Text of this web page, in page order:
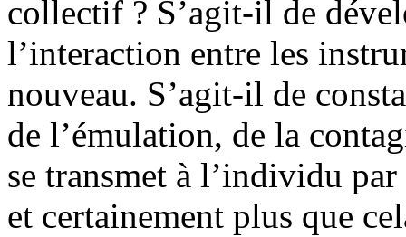
collectif ? S’agit-il de
l’interaction entre les
nouveau. S’agit-il de
de l’émulation, de la
se transmet à l’individu
et certainement plus que